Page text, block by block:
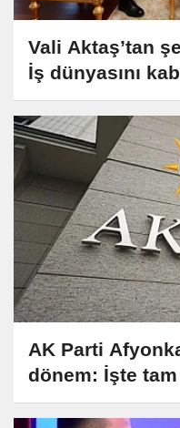
Vali Aktaş’tan
İş dünyasını
AK Parti
dönem: İşte